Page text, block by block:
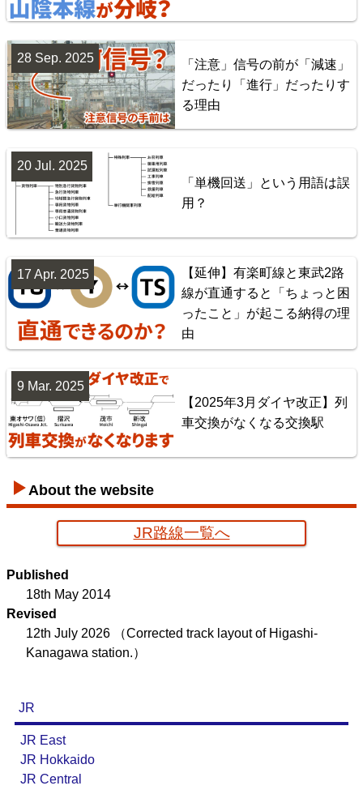
配線略図で辿る首都圏の回送列車2 特急型車両編
楽天市場 書泉 BOOTH
神奈川臨海鉄道配線略図 増補版
楽天市場 書泉 BOOTH
楽天市場
「注意」信号の前が「減速」
だったり「進行」だったりす
る理由
28 Sep. 2025
「単機回送」という用語は誤
用？
20 Jul. 2025
【延伸】有楽町線と東武2路
線が直通すると「ちょっと困
ったこと」が起こる納得の理
由
17 Apr. 2025
【2025年3月ダイヤ改正】列
車交換がなくなる交換駅
9 Mar. 2025
About the website
JR路線一覧へ
Published
18th May 2014
Revised
12th July 2026 （Corrected track layout of Higashi-
Kanagawa station.）
JR
JR East
JR Hokkaido
JR Central